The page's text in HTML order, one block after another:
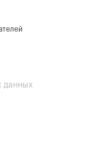
данных